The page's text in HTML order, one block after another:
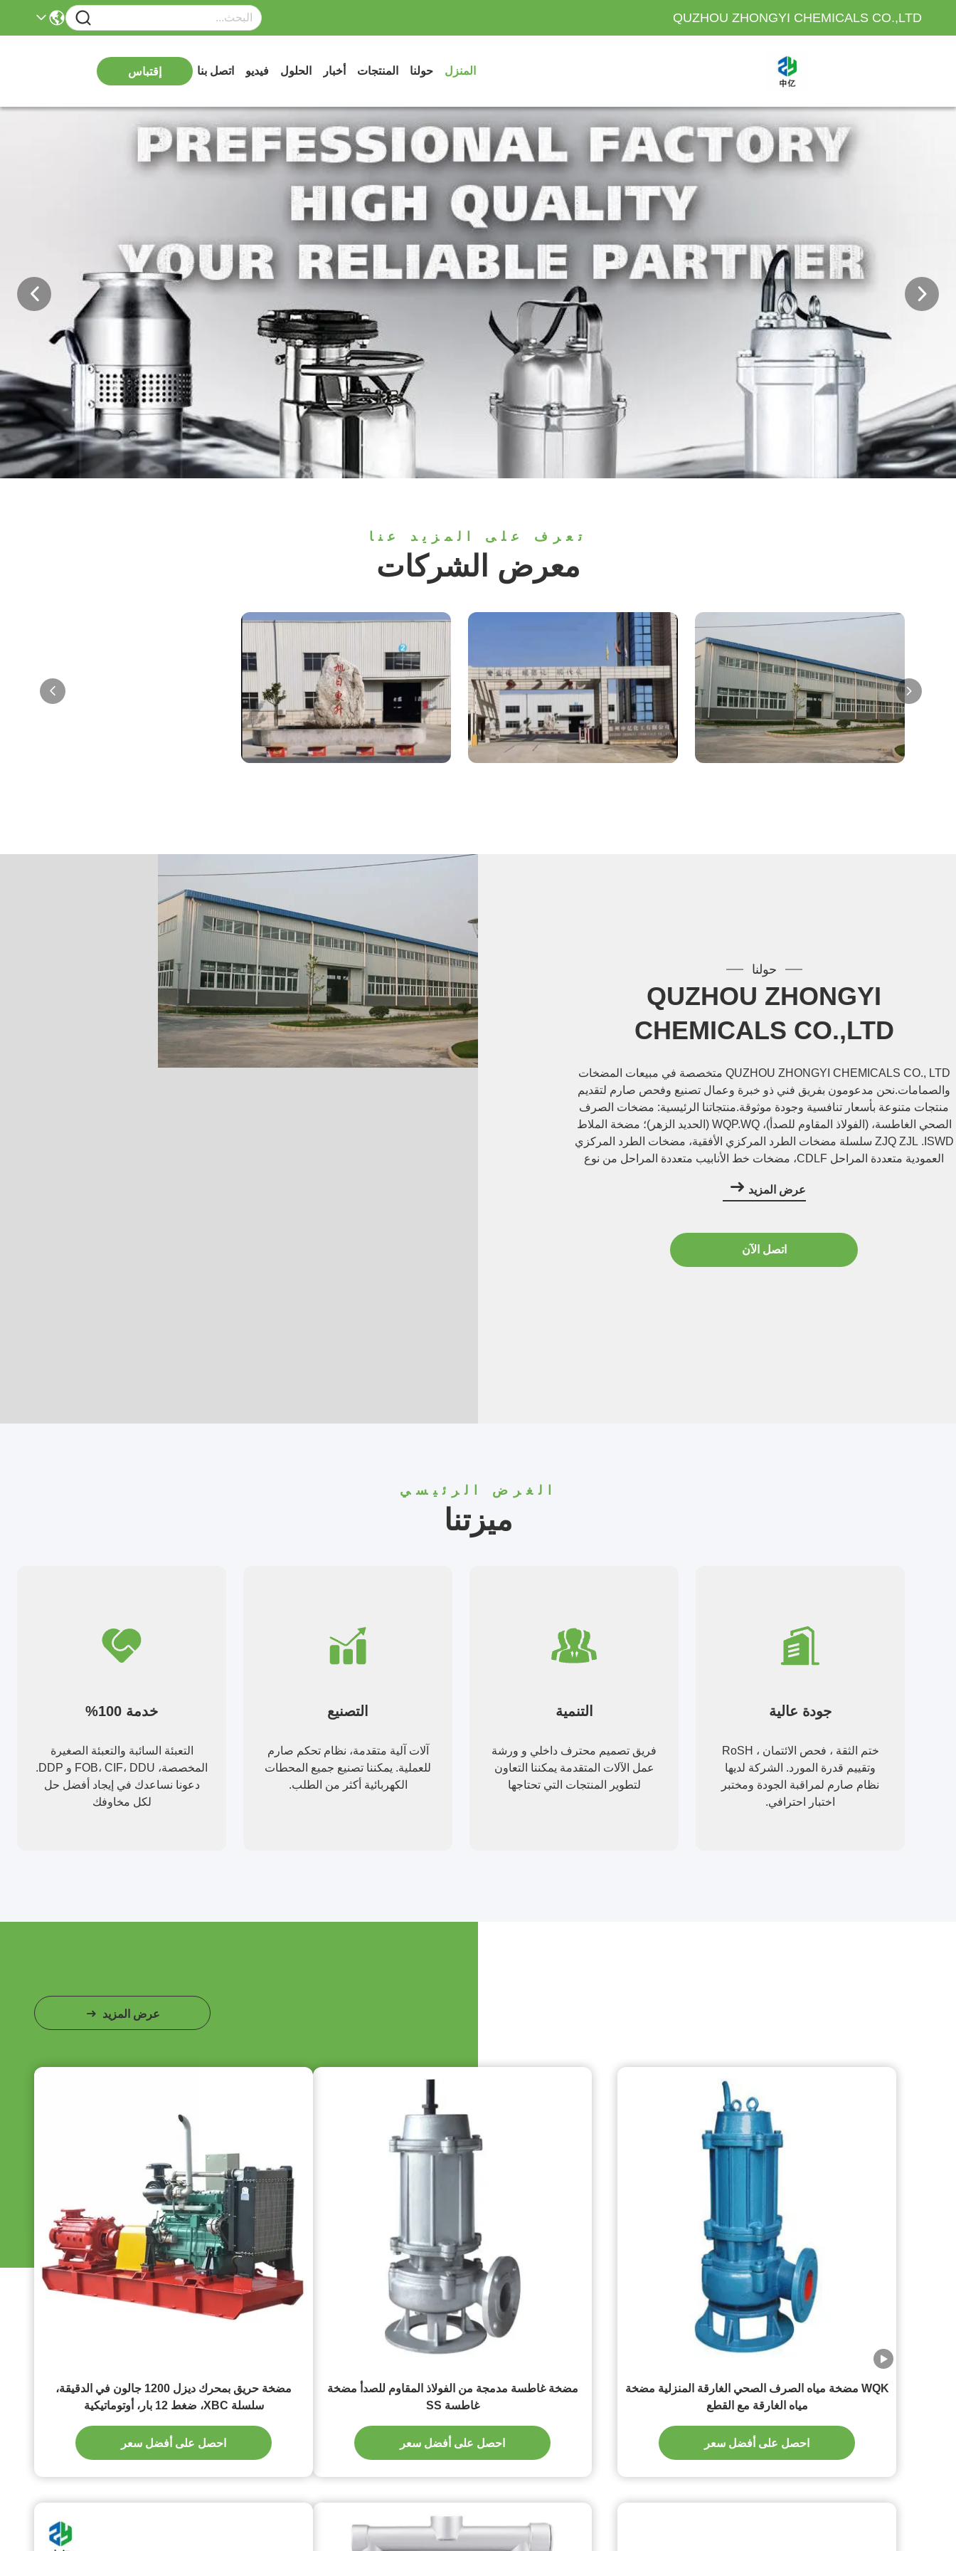
QUZHOU ZHONGYI CHEMICALS CO.,LTD
المنزل حولنا المنتجات أخبار الحلول فيديو اتصل بنا إقتباس
تعرف على المزيد عنا
معرض الشركات
حولنا
QUZHOU ZHONGYI
CHEMICALS CO.,LTD
QUZHOU ZHONGYI CHEMICALS CO., LTD متخصصة في مبيعات المضخات
والصمامات.نحن مدعومون بفريق فني ذو خبرة وعمال تصنيع وفحص صارم لتقديم
منتجات متنوعة بأسعار تنافسية وجودة موثوقة.منتجاتنا الرئيسية: مضخات الصرف
الصحي الغاطسة، (الفولاذ المقاوم للصدأ)، WQP.WQ (الحديد الزهر)؛ مضخة الملاط
ZJQ ZJL .ISWD سلسلة مضخات الطرد المركزي الأفقية، مضخات الطرد المركزي
العمودية متعددة المراحل CDLF، مضخات خط الأنابيب متعددة المراحل من نوع
المزدوجة S، نظام مضخات ...عرض المزيد
اتصل الآن
الغرض الرئيسي
ميزتنا
جودة عالية
ختم الثقة ، فحص الائتمان ، RoSH
وتقييم قدرة المورد. الشركة لديها
نظام صارم لمراقبة الجودة ومختبر
اختبار احترافي.
التنمية
فريق تصميم محترف داخلي و ورشة
عمل الآلات المتقدمة يمكننا التعاون
لتطوير المنتجات التي تحتاجها
التصنيع
آلات آلية متقدمة، نظام تحكم صارم
للعملية. يمكننا تصنيع جميع المحطات
الكهربائية أكثر من الطلب.
خدمة 100%
التعبئة السائبة والتعبئة الصغيرة
المخصصة، FOB، CIF، DDU و DDP.
دعونا نساعدك في إيجاد أفضل حل
لكل مخاوفك
عرض المزيد
WQK مضخة مياه الصرف الصحي الغارقة المنزلية مضخة
مياه الغارقة مع القطع
احصل على أفضل سعر
مضخة غاطسة مدمجة من الفولاذ المقاوم للصدأ مضخة
غاطسة SS
احصل على أفضل سعر
مضخة حريق بمحرك ديزل 1200 جالون في الدقيقة،
سلسلة XBC، ضغط 12 بار، أوتوماتيكية
احصل على أفضل سعر